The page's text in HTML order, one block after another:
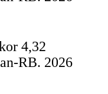
4,32
RB. 2026